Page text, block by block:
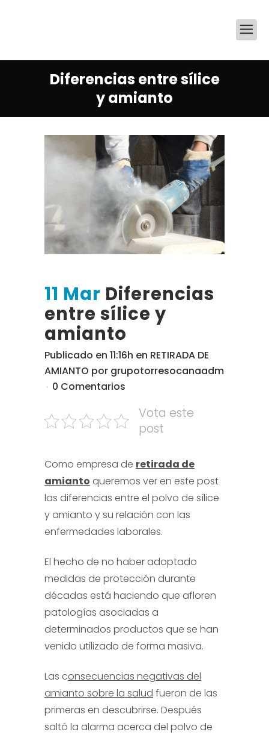
Diferencias entre sílice
y amianto
11 Mar Diferencias
entre sílice y
amianto
Publicado en 11:16h en RETIRADA DE
AMIANTO por grupotorresocanaadm
0 Comentarios
Vota este
post
Como empresa de retirada de
amianto queremos ver en este post
las diferencias entre el polvo de sílice
y amianto y su relación con las
enfermedades laborales.
El hecho de no haber adoptado
medidas de protección durante
décadas está haciendo que afloren
patologías asociadas a
determinados productos que se han
venido utilizado de forma masiva.
Las consecuencias negativas del
amianto sobre la salud fueron de las
primeras en descubrirse. Después
saltó la alarma acerca del polvo de